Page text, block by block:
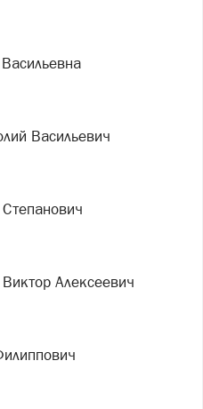
Васильевич
Алексеевич